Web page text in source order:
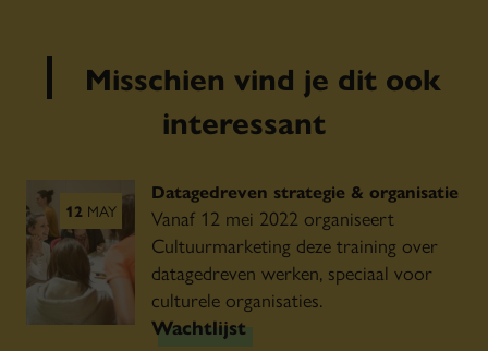
Misschien vind je dit ook
interessant
12 MAY
Datagedreven strategie & organisatie
Vanaf 12 mei 2022 organiseert
Cultuurmarketing deze training over
datagedreven werken, speciaal voor
culturele organisaties.
Wachtlijst